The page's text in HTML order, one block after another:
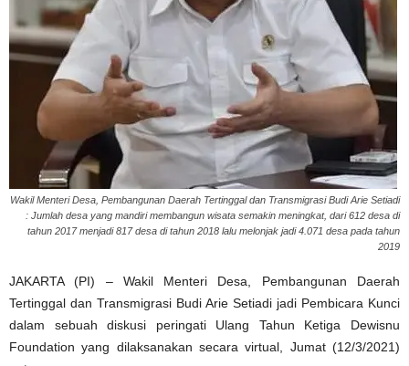
Wakil Menteri Desa, Pembangunan Daerah Tertinggal dan Transmigrasi Budi Arie Setiadi
: Jumlah desa yang mandiri membangun wisata semakin meningkat, dari 612 desa di
tahun 2017 menjadi 817 desa di tahun 2018 lalu melonjak jadi 4.071 desa pada tahun
2019
JAKARTA (PI) – Wakil Menteri Desa, Pembangunan Daerah
Tertinggal dan Transmigrasi Budi Arie Setiadi jadi Pembicara Kunci
dalam sebuah diskusi peringati Ulang Tahun Ketiga Dewisnu
Foundation yang dilaksanakan secara virtual, Jumat (12/3/2021)